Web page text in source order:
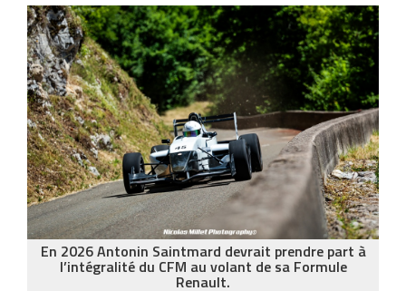
En 2026 Antonin Saintmard devrait prendre part à
l’intégralité du CFM au volant de sa Formule
Renault.